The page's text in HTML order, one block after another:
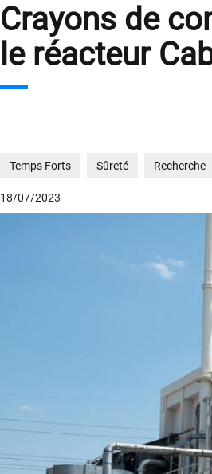
Crayons de
le réacteur
Temps Forts Sûreté Recherche
18/07/2023